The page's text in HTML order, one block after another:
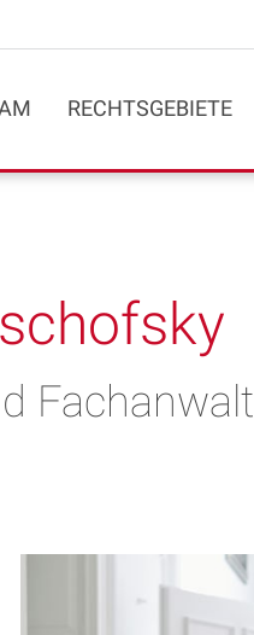
RECHTSGEBIETE
Fachanwalt